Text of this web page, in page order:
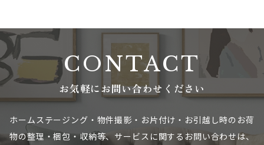
CONTACT
お気軽にお問い合わせください
ホームステージング・物件撮影・お片付け・お引越し時のお荷
物の整理・梱包・収納等、 サービスに関するお問い合わせは、